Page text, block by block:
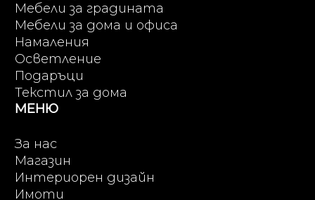
Мебели за градината
Мебели за дома и офиса
Намаления
Осветление
Подаръци
Текстил за дома
МЕНЮ
За нас
Магазин
Интериорен дизайн
Имоти